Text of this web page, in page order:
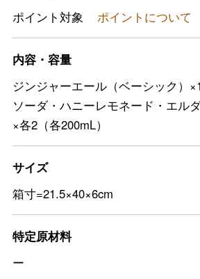
ポイント対象
ポイントについて
内容・容量
ジンジャーエール（ベーシック）
ソーダ・ハニーレモネード・エル
×各2（各200mL）
サイズ
箱寸=21.5×40×6cm
特定原材料
ー